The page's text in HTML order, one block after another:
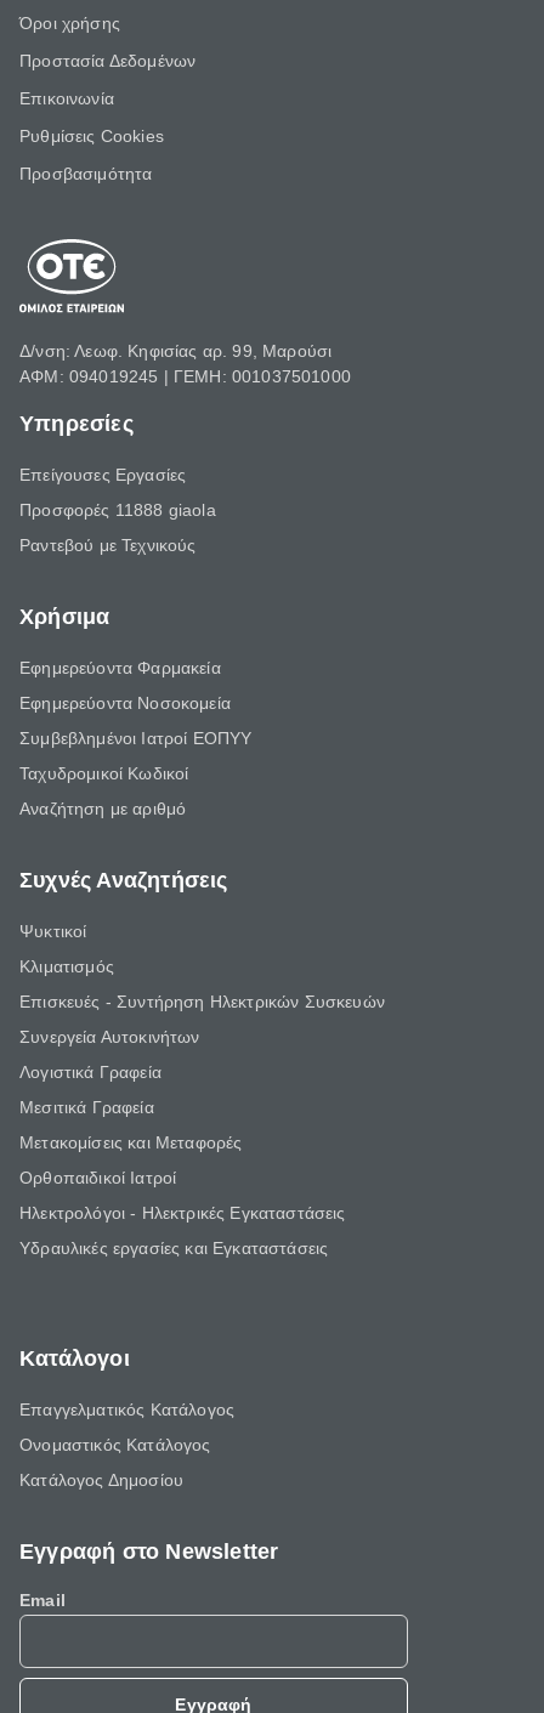
Όροι χρήσης
Προστασία Δεδομένων
Επικοινωνία
Ρυθμίσεις Cookies
Προσβασιμότητα
Δ/νση: Λεωφ. Κηφισίας αρ. 99, Μαρούσι
ΑΦΜ: 094019245 | ΓΕΜΗ: 001037501000
Υπηρεσίες
Επείγουσες Εργασίες
Προσφορές 11888 giaola
Ραντεβού με Τεχνικούς
Χρήσιμα
Εφημερεύοντα Φαρμακεία
Εφημερεύοντα Νοσοκομεία
Συμβεβλημένοι Ιατροί ΕΟΠΥΥ
Ταχυδρομικοί Κωδικοί
Αναζήτηση με αριθμό
Συχνές Αναζητήσεις
Ψυκτικοί
Κλιματισμός
Επισκευές - Συντήρηση Ηλεκτρικών Συσκευών
Συνεργεία Αυτοκινήτων
Λογιστικά Γραφεία
Μεσιτικά Γραφεία
Μετακομίσεις και Μεταφορές
Ορθοπαιδικοί Ιατροί
Ηλεκτρολόγοι - Ηλεκτρικές Εγκαταστάσεις
Υδραυλικές εργασίες και Εγκαταστάσεις
Κατάλογοι
Επαγγελματικός Κατάλογος
Ονομαστικός Κατάλογος
Κατάλογος Δημοσίου
Εγγραφή στο Newsletter
Email
Εγγραφή